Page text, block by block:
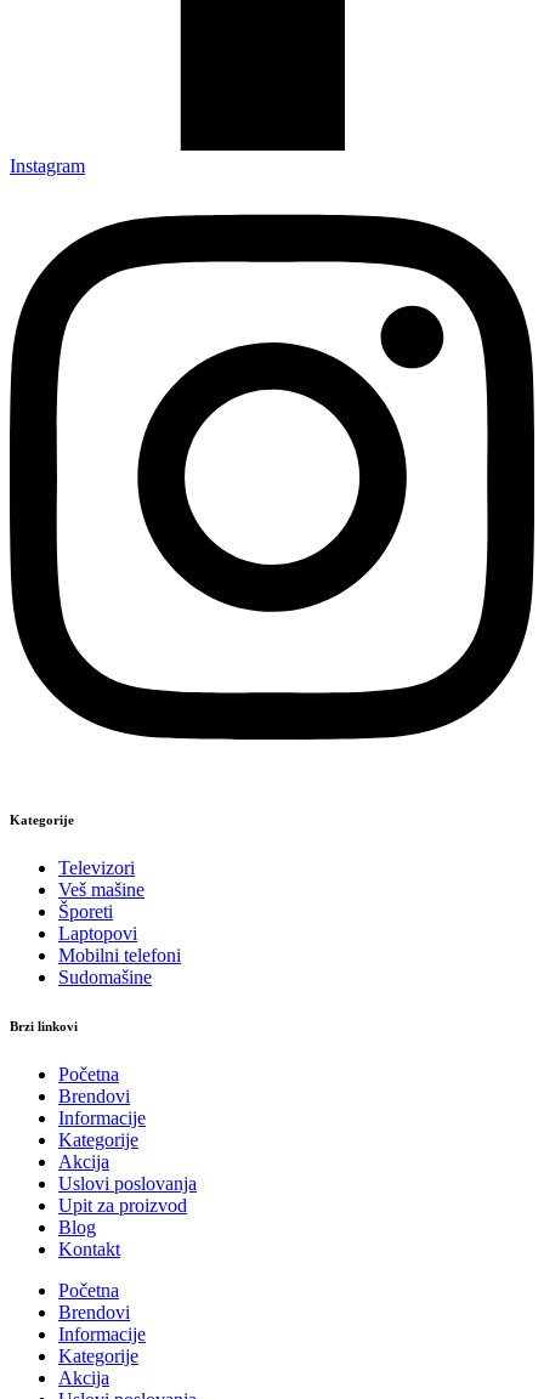
Instagram
Kategorije
Televizori
Veš mašine
Šporeti
Laptopovi
Mobilni telefoni
Sudomašine
Brzi linkovi
Početna
Brendovi
Informacije
Kategorije
Akcija
Uslovi poslovanja
Upit za proizvod
Blog
Kontakt
Početna
Brendovi
Informacije
Kategorije
Akcija